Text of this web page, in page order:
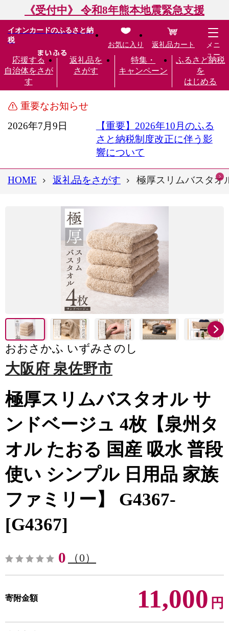
《受付中》 令和8年熊本地震緊急支援
イオンカードのふるさと納
税
応援する
自治体をさが
す
返礼品を
さがす
特集・
キャンペーン
ふるさと納税
を
はじめる
お気に入り 返礼品カート
メニ
ュー
重要なお知らせ
2026年7月9日
【重要】2026年10月のふる
さと納税制度改正に伴う影
響について
HOME 返礼品をさがす 極厚スリムバスタオ
おおさかふ いずみさのし
大阪府 泉佐野市
極厚スリムバスタオル サ
ンドベージュ 4枚【泉州タ
オル たおる 国産 吸水 普段
使い シンプル 日用品 家族
ファミリー】 G4367-
[G4367]
0 （0）
寄附金額 11,000 円